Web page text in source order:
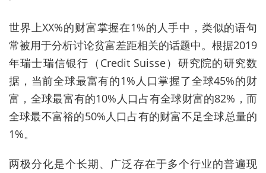
世界上XX%的财富掌握在1%的人手中，类似的语句
常被用于分析讨论贫富差距相关的话题中。根据2019
年瑞士瑞信银行（Credit Suisse）研究院的研究数
据，当前全球最富有的1%人口掌握了全球45%的财
富，全球最富有的10%人口占有全球财富的82%，而
全球最不富裕的50%人口占有的财富不足全球总量的
1%。
两极分化是个长期、广泛存在于多个行业的普遍现